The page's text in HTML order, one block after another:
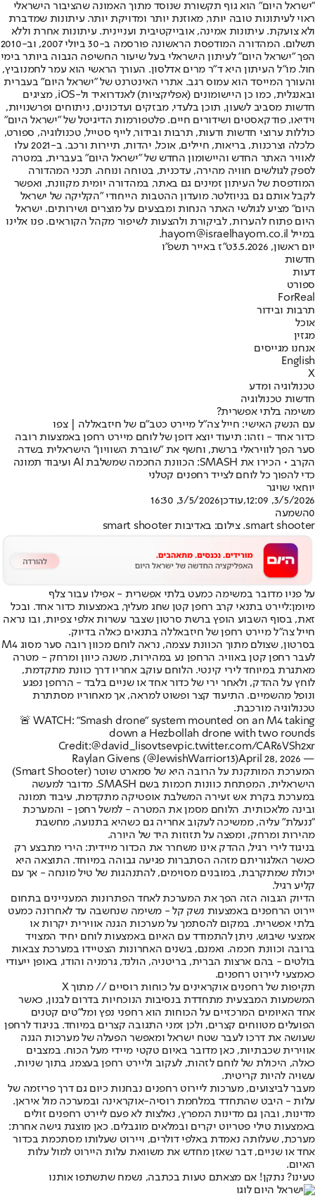
"ישראל היום" הוא גוף תקשורת שנוסד מתוך האמונה שהציבור הישראלי
ראוי לעיתונות טובה יותר, מאוזנת יותר ומדויקת יותר. עיתונות שמדברת
ולא צועקת. עיתונות אמינה, אובייקטיבית ועניינית. עיתונות אחרת וללא
תשלום. המהדורה המודפסת הראשונה פורסמה ב-30 ביולי 2007, וב-2010
הפך "ישראל היום" לעיתון הישראלי בעל שיעור החשיפה הגבוה ביותר בימי
חול. מו"ל העיתון היא ד"ר מרים אדלסון. העורך הראשי הוא עמר לחמנוביץ,
והעורך המייסד הוא עמוס רגב. אתרי האינטרנט של "ישראל היום" בעברית
ובאנגלית, כמו כן היישומונים (אפליקציות) לאנדרואיד ול-iOS, מציגים
חדשות מסביב לשעון, תוכן בלעדי, מבזקים ועדכונים, ניתוחים ופרשנויות,
וידיאו, פודקאסטים ושידורים חיים. פלטפורמות הדיגיטל של "ישראל היום"
כוללות ערוצי חדשות ודעות, תרבות ובידור, לייף סטייל, טכנולוגיה, ספורט,
כלכלה וצרכנות, בריאות, חיילים, אוכל, יהדות, תיירות ורכב. ב-2021 עלו
לאוויר האתר החדש והיישומון החדש של "ישראל היום" בעברית, במטרה
לספק לגולשים חוויה מהירה, עדכנית, בטוחה ונוחה. תכני המהדורה
המודפסת של העיתון זמינים גם באתר, במהדורה יומית מקוונת, ואפשר
לקבל אותם גם בניוזלטר. מועדון ההטבות הייחודי "הקליקה של ישראל
היום" מציע לגולשי האתר הנחות ומבצעים על מוצרים ושירותים. ישראל
היום פתוח להערות, לביקורת ולהצעות לשיפור מקהל הקוראים. פנו אלינו
במייל hayom@israelhayom.co.il.
יום ראשון, 3.5.2026
ט"ז באייר תשפ"ו
חדשות
דעות
ספורט
ForReal
תרבות ובידור
אוכל
מגזין
אנחנו מגייסים
English
X
טכנולוגיה ומדע
חדשות טכנולוגיה
משימה בלתי אפשרית?
עם הנשק האישי: חייל צה"ל מיירט כטב"ם של חיזבאללה | צפו
כדור אחד - וזהו: תיעוד יוצא דופן של לוחם מיירט רחפן באמצעות רובה
סער הפך לוויראלי ברשת, וחשף את "שוברת השוויון" הישראלית בשדה
הקרב • הכירו את SMASH: הכוונת החכמה שמשלבת AI ועיבוד תמונה
כדי להפוך כל לוחם לצייד רחפנים קטלני
יוחאי שויגר
3/5/2026, 12:09
,עודכן3/5/2026, 16:30
0השמעה
smart shooter. צילום: באדיבות smart shooter
על פניו מדובר במשימה כמעט בלתי אפשרית - אפילו עבור צלף
מיומן:ליירט בתנאי קרב רחפן קטן שחג מעליך, באמצעות כדור אחד. ובכל
זאת, בסוף השבוע הופץ ברשת סרטון שצבר עשרות אלפי צפיות, ובו נראה
חייל צה"ל מיירט רחפן של חיזבאללה בתנאים כאלה בדיוק.
בסרטון, שצולם מתוך הכוונת עצמה, נראה לוחם מכוון רובה סער מסוג M4
לעבר רחפן קטן באוויר. הרחפן נע במהירות, משנה כיוון ומרחק - מטרה
מאתגרת במיוחד לירי קינטי. הלוחם עוקב אחריו דרך כוונת מתקדמת,
לוחץ על ההדק, ולאחר ירי של כדור אחד או שניים בלבד - הרחפן נפגע
ונופל מהשמיים. התיעוד קצר ופשוט למראה, אך מאחוריו מסתתרת
טכנולוגיה מורכבת.
🚨 WATCH: "Smash drone" system mounted on an M4 taking
down a Hezbollah drone with two rounds
Credit:@david_lisovtsevpic.twitter.com/CAR6VSh2xr
— Raylan Givens (@JewishWarrior13)
April 28, 2026
המערכת המותקנת על הרובה היא של סמארט שוטר (Smart Shooter)
הישראלית, המפתחת כוונות חכמות בשם SMASH. מדובר למעשה
במערכת בקרת אש זעירה המשלבת אופטיקה מתקדמת, עיבוד תמונה
ובינה מלאכותית. הלוחם מסמן את המטרה - למשל רחפן - והמערכת
"ננעלת" עליה, ממשיכה לעקוב אחריה גם כשהיא בתנועה, מחשבת
מהירות ומרחק, ומפצה על תזוזות היד של היורה.
בניגוד לירי רגיל, ההדק אינו משחרר את הכדור מיידית: הירי מתבצע רק
כאשר האלגוריתם מזהה הסתברות פגיעה גבוהה במיוחד. התוצאה היא
יכולת שמתקרבת, במובנים מסוימים, להתנהגות של טיל מונחה - אך עם
קליע רגיל.
הדיוק הגבוה הזה הפך את המערכת לאחד הפתרונות המעניינים בתחום
יירוט הרחפנים באמצעות נשק קל - משימה שנחשבה עד לאחרונה כמעט
בלתי אפשרית. במקום להסתמך על מערכות הגנה אווירית יקרות או
אמצעי שיבוש, ניתן להתמודד עם האיום באמצעות לוחם יחיד המצויד
ברובה וכוונת חכמה. ואמנם, בשנים האחרונות הצטיידו במערכת צבאות
בולטים - בהם ארצות הברית, בריטניה, הולנד, גרמניה והודו, באופן ייעודי
כאמצעי ליירוט רחפנים.
תקיפות של רחפנים אוקראינים על כוחות רוסיים // מתוך X
המשמעות המבצעית מתחדדת בנסיבות הנוכחיות בדרום לבנון, כאשר
אחד האיומים המרכזיים על הכוחות הוא רחפני נפץ ומל"טים קטנים
הפועלים מטווחים קצרים, ולכן זמני התגובה קצרים במיוחד. בניגוד לרחפן
שעושה את דרכו לעבר שטח ישראל ומאפשר הפעלה של מערכות הגנה
אווירית שכבתיות, כאן מדובר באיום טקטי מיידי מעל הכוח. במצבים
כאלה, היכולת של לוחם לזהות, לעקוב וליירט רחפן בעצמו, בתוך שניות,
עשויה להיות קריטית.
מעבר לביצועים, מערכות ליירוט רחפנים נבחנות כיום גם דרך פריזמה של
עלות - היבט שהתחדד במלחמת רוסיה-אוקראינה ובמערכה מול איראן.
מדינות, ובהן גם מדינות המפרץ, נאלצות לא פעם ליירט רחפנים זולים
באמצעות טילי פטריוט יקרים ובמלאים מוגבלים. כאן מוצגת גישה אחרת:
מערכת, שעלותה נאמדת באלפי דולרים, ויירוט שעלותו מסתכמת בכדור
אחד או שניים, דבר שאזן מחדש את משוואת עלות היירוט למול עלות
האיום.
טעינו? נתקן! אם מצאתם טעות בכתבה, נשמח שתשתפו אותנו